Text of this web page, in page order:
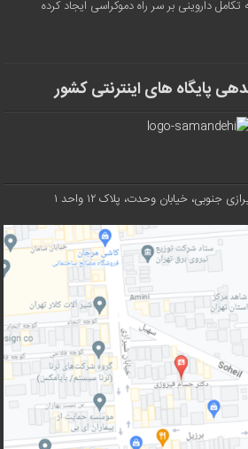
تکامل داروینی بر سر راه دموکراسی ایجاد کرده
پایگاه های اینترنتی کشور
جنوبی، خیابان وحدت، پلاک ۱۲ واحد ۱